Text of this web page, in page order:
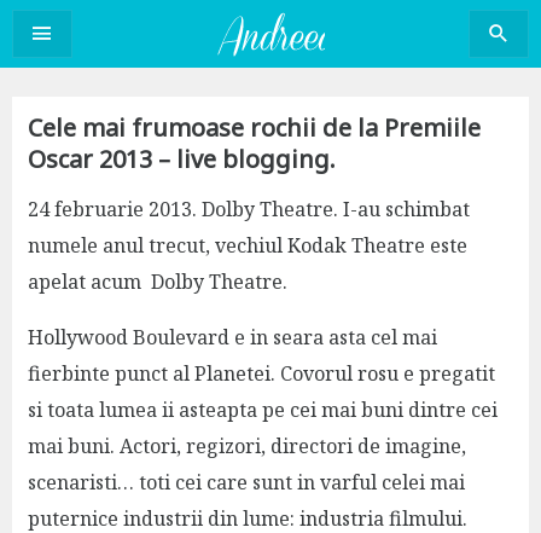
Sari
conținut
Cele mai frumoase rochii de la Premiile
Oscar 2013 – live blogging.
24 februarie 2013. Dolby Theatre. I-au schimbat
numele anul trecut, vechiul Kodak Theatre este
apelat acum Dolby Theatre.
Hollywood Boulevard e in seara asta cel mai
fierbinte punct al Planetei. Covorul rosu e pregatit
si toata lumea ii asteapta pe cei mai buni dintre cei
mai buni. Actori, regizori, directori de imagine,
scenaristi… toti cei care sunt in varful celei mai
puternice industrii din lume: industria filmului.